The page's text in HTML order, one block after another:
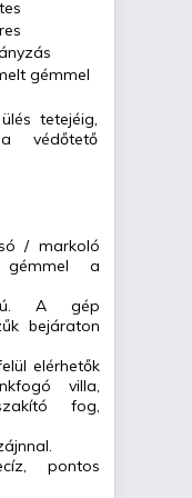
gémmel
tetejéig,
védőtető
/ markoló
a
A gép
bejáraton
elérhetők
villa,
fog,
pontos